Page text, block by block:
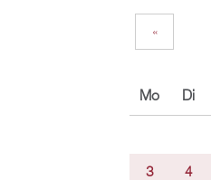
«
Mo Di
3 4